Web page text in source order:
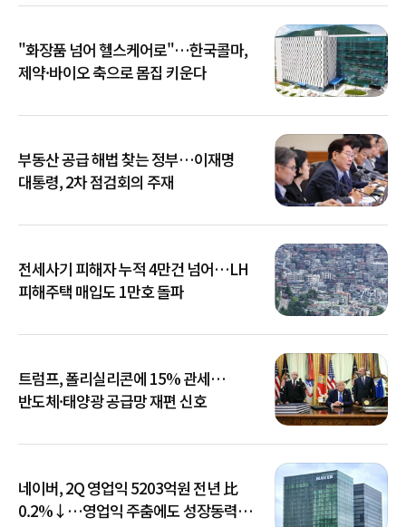
"화장품 넘어 헬스케어로"…한국콜마,
제약·바이오 축으로 몸집 키운다
부동산 공급 해법 찾는 정부…이재명
대통령, 2차 점검회의 주재
전세사기 피해자 누적 4만건 넘어…LH
피해주택 매입도 1만호 돌파
트럼프, 폴리실리콘에 15% 관세…
반도체·태양광 공급망 재편 신호
네이버, 2Q 영업익 5203억원 전년 比
0.2%↓…영업익 주춤에도 성장동력